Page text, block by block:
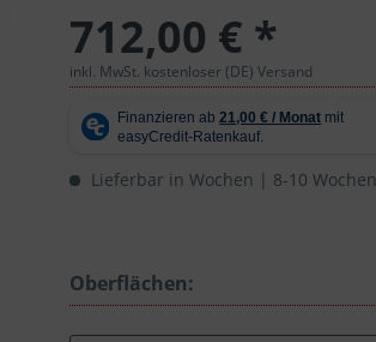
712,00 € *
inkl. MwSt. kostenloser (DE) Versand
Lieferbar in Wochen | 8-10 Wochen
Oberflächen: